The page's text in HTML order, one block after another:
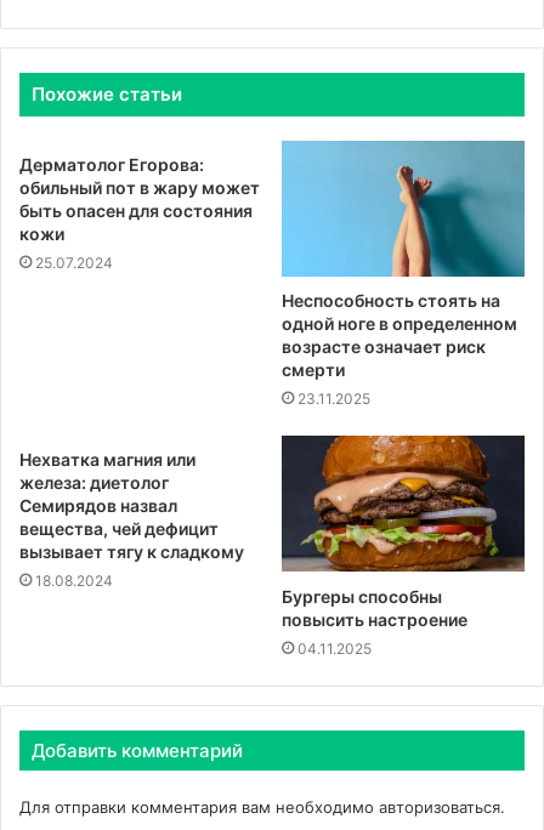
Похожие статьи
Дерматолог Егорова:
обильный пот в жару может
быть опасен для состояния
кожи
25.07.2024
Неспособность стоять на
одной ноге в определенном
возрасте означает риск
смерти
23.11.2025
Нехватка магния или
железа: диетолог
Семирядов назвал
вещества, чей дефицит
вызывает тягу к сладкому
18.08.2024
Бургеры способны
повысить настроение
04.11.2025
Добавить комментарий
Для отправки комментария вам необходимо авторизоваться.